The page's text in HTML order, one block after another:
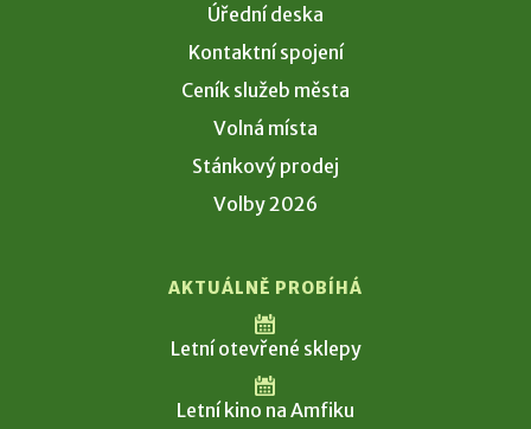
Úřední deska
Kontaktní spojení
Ceník služeb města
Volná místa
Stánkový prodej
Volby 2026
AKTUÁLNĚ PROBÍHÁ
Letní otevřené sklepy
Letní kino na Amfiku